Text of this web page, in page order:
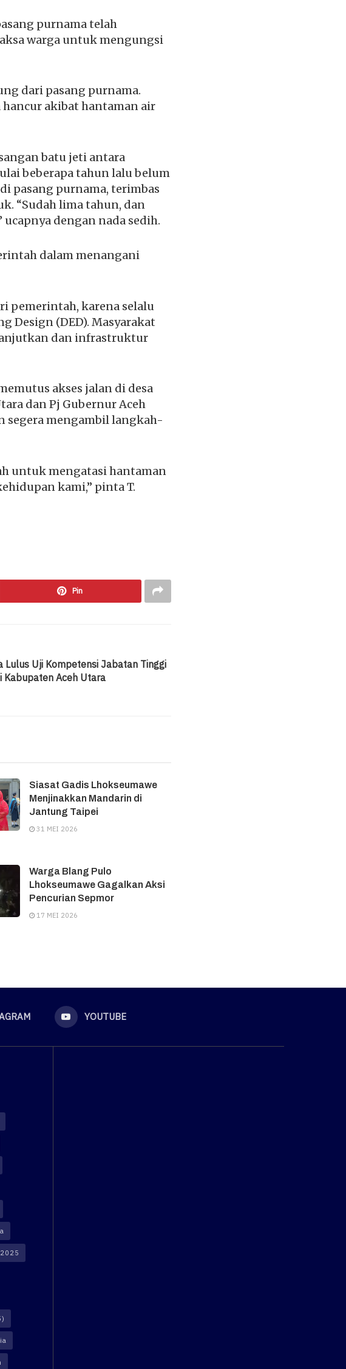
purnama telah
warga untuk mengungsi
dari pasang purnama.
akibat hantaman air
batu jeti antara
beberapa tahun lalu belum
pasang purnama, terimbas
“Sudah lima tahun, dan
dengan nada sedih.
dalam menangani
pemerintah, karena selalu
Design (DED). Masyarakat
dan infrastruktur
akses jalan di desa
dan Pj Gubernur Aceh
mengambil langkah-
untuk mengatasi hantaman
kami,” pinta T.
Pin
Lulus Uji Kompetensi Jabatan Tinggi
Kabupaten Aceh Utara
Siasat Gadis Lhokseumawe
Menjinakkan Mandarin di
Jantung Taipei
31 MEI 2026
Warga Blang Pulo
Lhokseumawe Gagalkan Aksi
Pencurian Sepmor
17 MEI 2026
YOUTUBE